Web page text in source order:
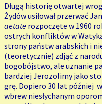
Długą historię otwartej
Żydów usiłował przerwać
aetate rozpoczęte w 1960
ostrych konfliktów w
strony państw arabskich i
(teoretycznie) zdjąć z
bogobójstwo, ale uznanie
bardziej Jerozolimy jako
grę. Dopiero 30 lat później w
wbrew niesłychanym